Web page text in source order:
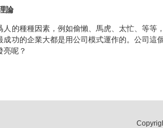
論
人的種種因素，例如偷懶、馬虎、太忙、等等
成功的企業大都是用公司模式運作的。公司這
亮呢？